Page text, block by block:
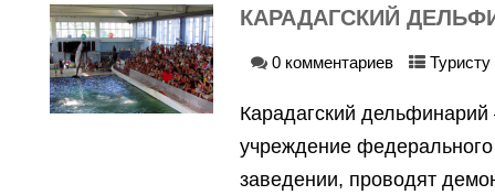
КАРАДАГСКИЙ
0 комментариев Туристу
Карадагский дельфинарий
учреждение
заведении, проводят